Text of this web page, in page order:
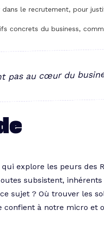
dans le recrutement, pour
concrets du business,
pas au cœur du
explore les peurs des
subsistent, inhérents
sujet ? Où trouver les
confient à notre micro et